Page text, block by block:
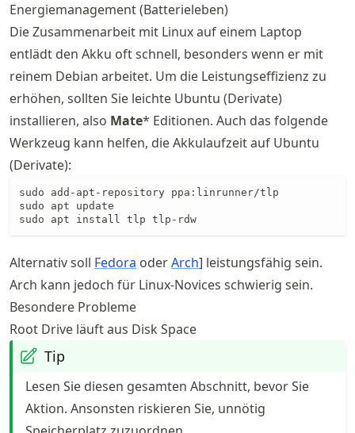
Energiemanagement (Batterieleben)
Die Zusammenarbeit mit Linux auf einem Laptop
entlädt den Akku oft schnell, besonders wenn er mit
reinem Debian arbeitet. Um die Leistungseffizienz zu
erhöhen, sollten Sie leichte Ubuntu (Derivate)
installieren, also Mate* Editionen. Auch das folgende
Werkzeug kann helfen, die Akkulaufzeit auf Ubuntu
(Derivate):
sudo add-apt-repository ppa:linrunner/tlp
sudo apt update
sudo apt install tlp tlp-rdw
Alternativ soll Fedora oderArch] leistungsfähig sein.
Arch kann jedoch für Linux-Novices schwierig sein.
Besondere Probleme
Root Drive läuft aus Disk Space
Tip
Lesen Sie diesen gesamten Abschnitt, bevor Sie
Aktion. Ansonsten riskieren Sie, unnötig